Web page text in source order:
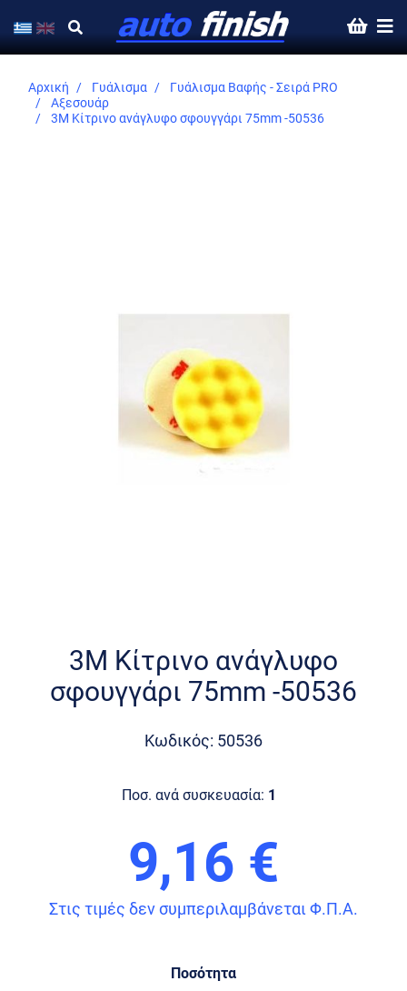
Αρχική Γυάλισμα
Γυάλισμα Βαφής - Σειρά PRO
Αξεσουάρ
3M Κίτρινο ανάγλυφο σφουγγάρι 75mm -50536
beginning3M Κίτρινο ανάγλυφο
σφουγγάρι 75mm -50536
Κωδικός: 50536
Ποσ. ανά συσκευασία: 1
9,16 €
Στις τιμές δεν συμπεριλαμβάνεται Φ.Π.Α.
Ποσότητα